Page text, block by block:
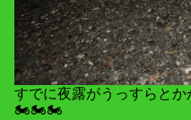
すでに夜露がうっすらと
🏍🏍🏍